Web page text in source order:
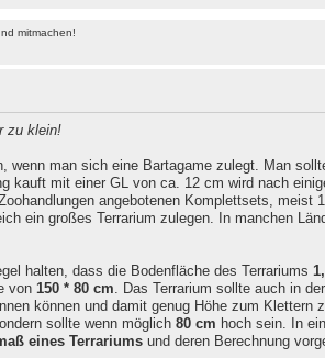
mitmachen!
zu klein!
wenn man sich eine Bartagame zulegt. Man
kauft mit einer GL von ca. 12 cm wird nach
angebotenen Komplettsets, meist
ein großes Terrarium zulegen. In manchen
halten, dass die Bodenfläche des Terrariums
von 150 * 80 cm . Das Terrarium sollte auch in
können und damit genug Höhe zum Klettern
sollte wenn möglich 80 cm hoch sein. In
eines Terrariumsund deren Berechnung